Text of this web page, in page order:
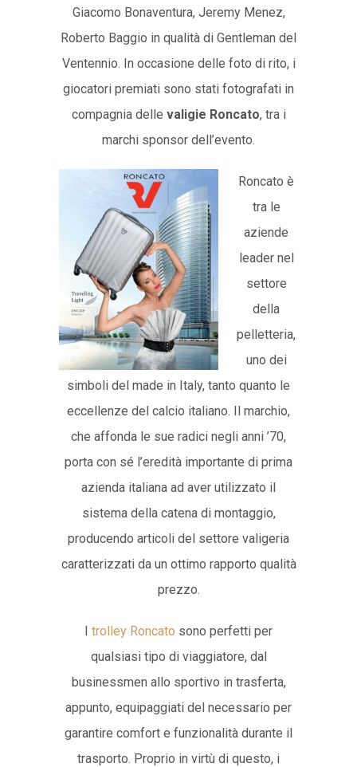
Giacomo Bonaventura, Jeremy Menez,
Roberto Baggio in qualità di Gentleman del
Ventennio. In occasione delle foto di rito, i
giocatori premiati sono stati fotografati in
compagnia delle valigie Roncato, tra i
marchi sponsor dell’evento.
Roncato è
tra le
aziende
leader nel
settore
della
pelletteria,
uno dei
simboli del made in Italy, tanto quanto le
eccellenze del calcio italiano. Il marchio,
che affonda le sue radici negli anni ’70,
porta con sé l’eredità importante di prima
azienda italiana ad aver utilizzato il
sistema della catena di montaggio,
producendo articoli del settore valigeria
caratterizzati da un ottimo rapporto qualità
prezzo.
I trolley Roncato sono perfetti per
qualsiasi tipo di viaggiatore, dal
businessmen allo sportivo in trasferta,
appunto, equipaggiati del necessario per
garantire comfort e funzionalità durante il
trasporto. Proprio in virtù di questo, i